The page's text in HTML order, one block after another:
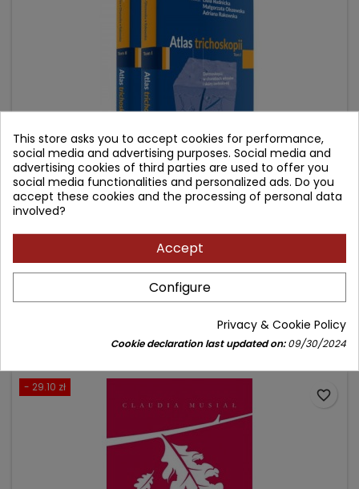
ATLAS TRICHOSKOPII
Author: Lidia Rudnicka
Dermoskopia w chorobach włosów i skóry owłosionej. Tom I i
II (komplet)
Price
169.90 złRegular
198.00 zł
- 29.10 zł
favorite_border
This store asks you to accept cookies for performance,
social media and advertising purposes. Social media and
advertising cookies of third parties are used to offer you
social media functionalities and personalized ads. Do you
accept these cookies and the processing of personal data
involved?
Accept
Configure
Privacy & Cookie Policy
Cookie declaration last updated on:09/30/2024